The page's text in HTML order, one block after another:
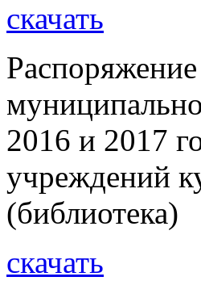
скачать
2016 и 2017
учреждений
(библиотека)
скачать